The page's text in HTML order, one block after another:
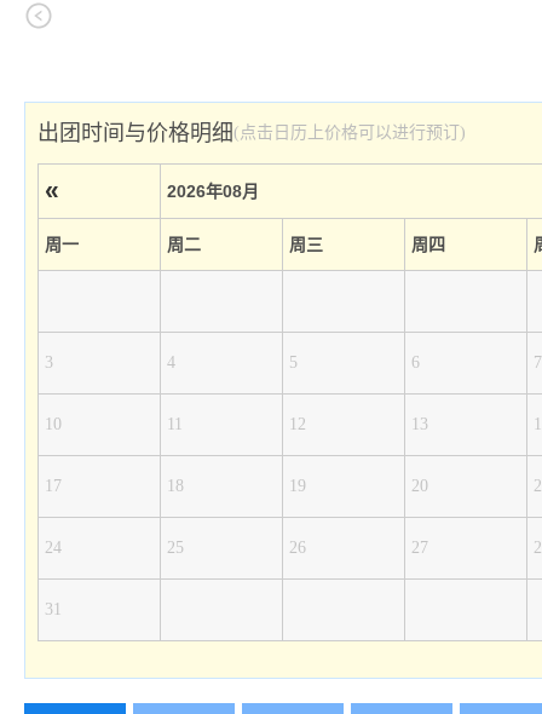
出团时间与价格明细(点击日历上价格可以进行预订)
« 2026年08月
周一 周二 周三 周四
3 4 5 6 7
10 11 12 13
17 18 19 20
24 25 26 27
31